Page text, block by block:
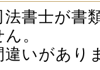
法書士が書
。
違いがあり